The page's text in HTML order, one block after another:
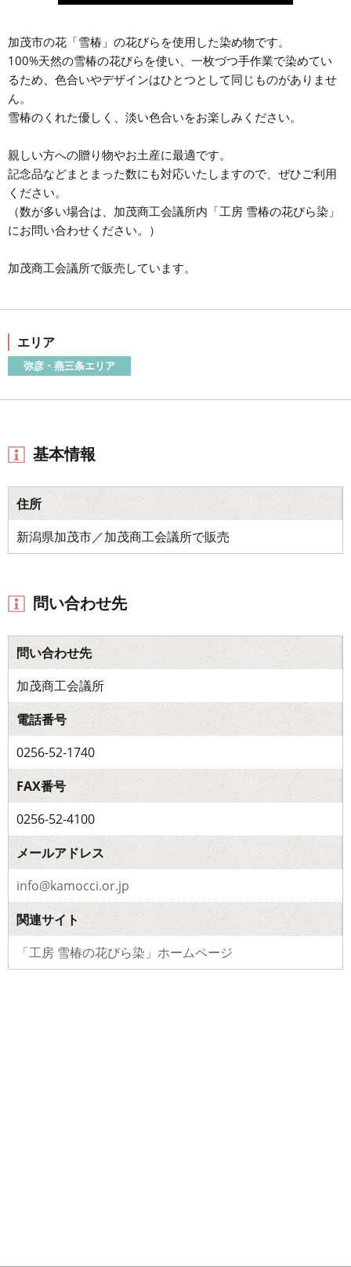
加茂市の花「雪椿」の花びらを使用した染め物です。
100%天然の雪椿の花びらを使い、一枚づつ手作業で染めてい
るため、色合いやデザインはひとつとして同じものがありませ
ん。
雪椿のくれた優しく、淡い色合いをお楽しみください。
親しい方への贈り物やお土産に最適です。
記念品などまとまった数にも対応いたしますので、ぜひご利用
ください。
（数が多い場合は、加茂商工会議所内「工房 雪椿の花びら染」
にお問い合わせください。）
加茂商工会議所で販売しています。
エリア
弥彦・燕三条エリア
基本情報
住所
新潟県加茂市／加茂商工会議所で販売
問い合わせ先
問い合わせ先
加茂商工会議所
電話番号
0256-52-1740
FAX番号
0256-52-4100
メールアドレス
info@kamocci.or.jp
関連サイト
「工房 雪椿の花びら染」ホームページ